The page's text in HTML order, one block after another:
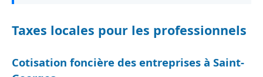
Taxes locales pour les professionnels
Cotisation foncière des entreprises à Saint-